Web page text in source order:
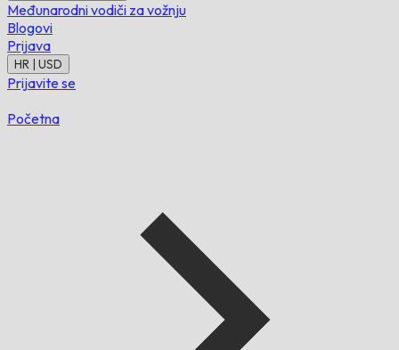
Međunarodni vodiči za vožnju
Blogovi
Prijava
HR | USD
Prijavite se
Početna